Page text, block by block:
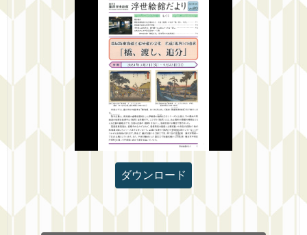
ダウンロード